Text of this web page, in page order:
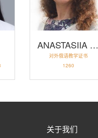
ANASTASIIA TKACHEVA
对外俄语教学证书
1260
关于我们